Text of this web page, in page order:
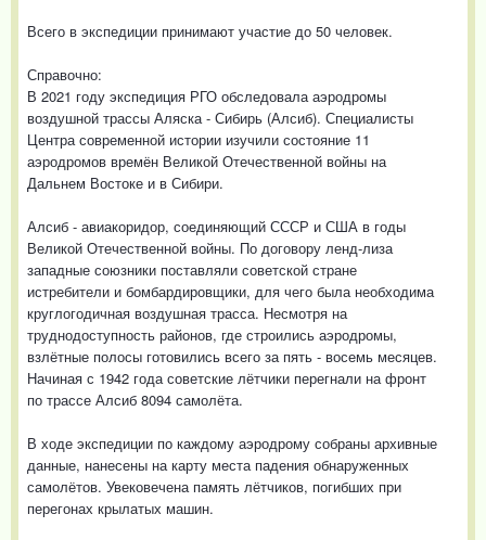
Всего в экспедиции принимают участие до 50 человек.
Справочно:
В 2021 году экспедиция РГО обследовала аэродромы
воздушной трассы Аляска - Сибирь (Алсиб). Специалисты
Центра современной истории изучили состояние 11
аэродромов времён Великой Отечественной войны на
Дальнем Востоке и в Сибири.
Алсиб - авиакоридор, соединяющий СССР и США в годы
Великой Отечественной войны. По договору ленд-лиза
западные союзники поставляли советской стране
истребители и бомбардировщики, для чего была необходима
круглогодичная воздушная трасса. Несмотря на
труднодоступность районов, где строились аэродромы,
взлётные полосы готовились всего за пять - восемь месяцев.
Начиная с 1942 года советские лётчики перегнали на фронт
по трассе Алсиб 8094 самолёта.
В ходе экспедиции по каждому аэродрому собраны архивные
данные, нанесены на карту места падения обнаруженных
самолётов. Увековечена память лётчиков, погибших при
перегонах крылатых машин.